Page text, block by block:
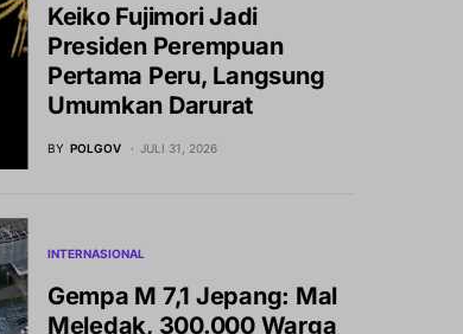
Keiko Fujimori Jadi
Presiden Perempuan
Pertama Peru, Langsung
Umumkan Darurat
BY POLGOV JULI 31, 2026
INTERNASIONAL
Gempa M 7,1 Jepang: Mal
Meledak, 300.000 Warga